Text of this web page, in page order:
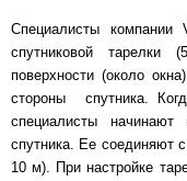
Специалисты
спутниковой тарелки
поверхности (около
стороны спутника.
специалисты начинают
спутника. Ее соединяют
10 м). При настройке